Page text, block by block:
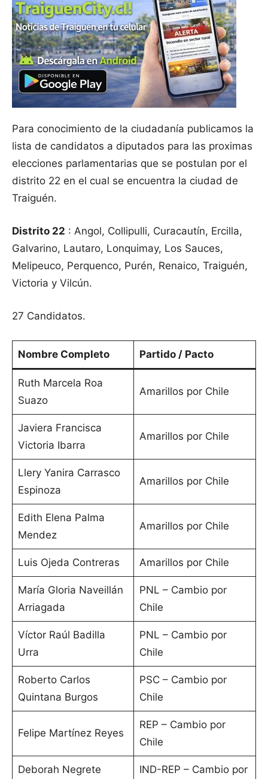
Para conocimiento de la ciudadanía publicamos la
lista de candidatos a diputados para las proximas
elecciones parlamentarias que se postulan por el
distrito 22 en el cual se encuentra la ciudad de
Traiguén.
Distrito 22 : Angol, Collipulli, Curacautín, Ercilla,
Galvarino, Lautaro, Lonquimay, Los Sauces,
Melipeuco, Perquenco, Purén, Renaico, Traiguén,
Victoria y Vilcún.
27 Candidatos.
Nombre Completo Partido / Pacto
Ruth Marcela Roa
Suazo
Amarillos por Chile
Javiera Francisca
Victoria Ibarra
Amarillos por Chile
Llery Yanira Carrasco
Espinoza
Amarillos por Chile
Edith Elena Palma
Mendez
Amarillos por Chile
Luis Ojeda Contreras Amarillos por Chile
María Gloria Naveillán
Arriagada
PNL – Cambio por
Chile
Víctor Raúl Badilla
Urra
PNL – Cambio por
Chile
Roberto Carlos
Quintana Burgos
PSC – Cambio por
Chile
Felipe Martínez Reyes
REP – Cambio por
Chile
Deborah Negrete IND-REP – Cambio por